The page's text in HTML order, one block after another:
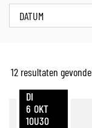
Verfijn
wijzig
resultaten
Wanneer
12 resultaten
DI
6 OKT
10U30